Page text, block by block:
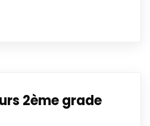
2ème grade